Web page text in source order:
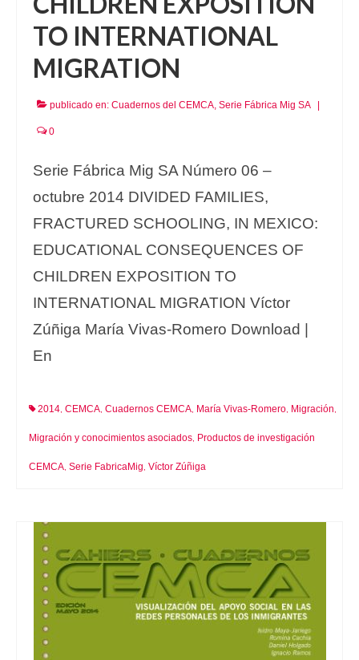
TO INTERNATIONAL
MIGRATION
publicado en: Cuadernos del CEMCA, Serie Fábrica Mig SA
0
Serie Fábrica Mig SA Número 06 –
octubre 2014 DIVIDED FAMILIES,
FRACTURED SCHOOLING, IN MEXICO:
EDUCATIONAL CONSEQUENCES OF
CHILDREN EXPOSITION TO
INTERNATIONAL MIGRATION Víctor
Zúñiga María Vivas-Romero Download |
En
2014, CEMCA, Cuadernos CEMCA, María Vivas-Romero, Migración,
Migración y conocimientos asociados, Productos de investigación
CEMCA, Serie FabricaMig, Víctor Zúñiga